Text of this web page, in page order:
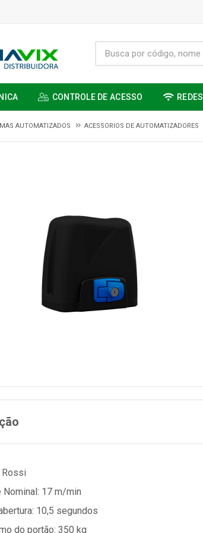
CONTROLE DE ACESSO REDES
AUTOMATIZADOS ACESSORIOS DE AUTOMATIZADORES
Rossi
Nominal: 17 m/min
10,5 segundos
do portão: 350 kg